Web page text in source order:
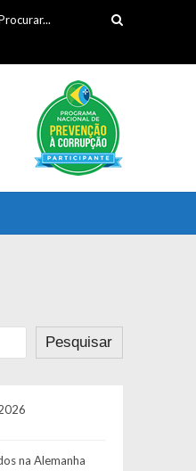
Pesquisar
na Alemanha